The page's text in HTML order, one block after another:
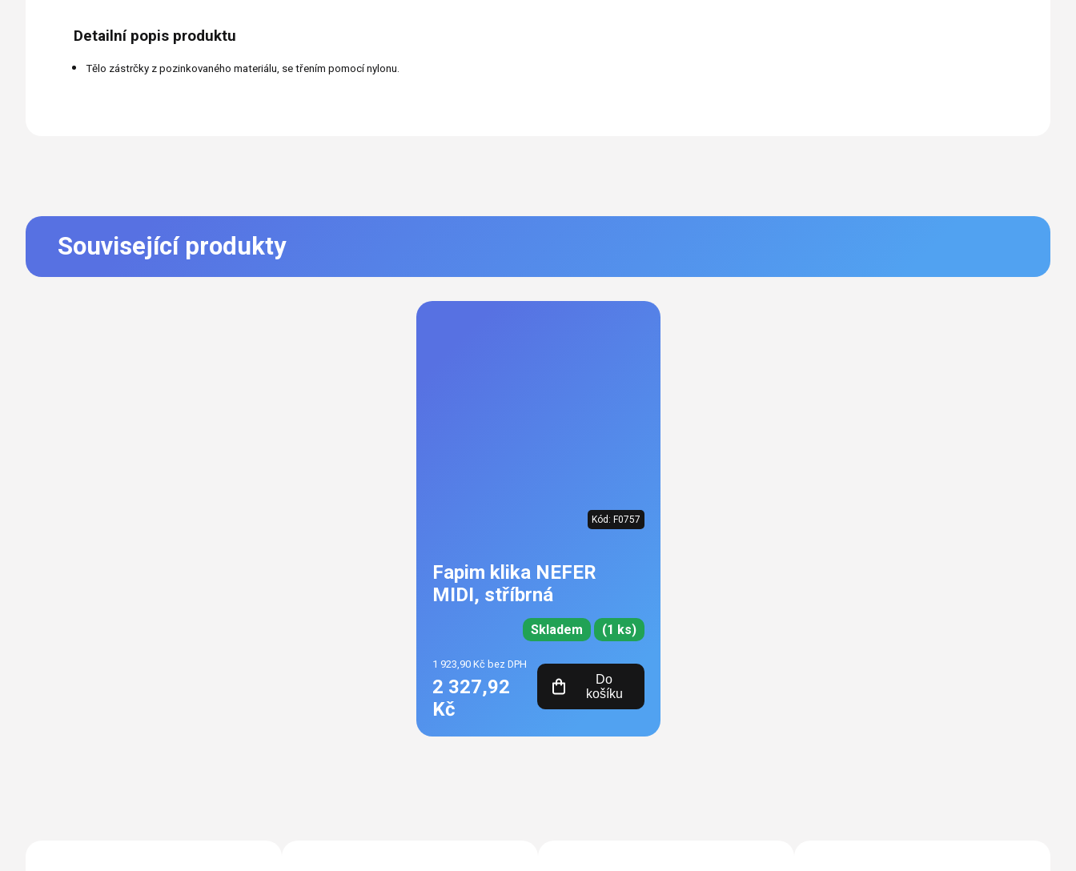
Detailní popis produktu
Tělo zástrčky z pozinkovaného materiálu, se třením pomocí nylonu.
Související produkty
Kód: F0757
Fapim klika NEFER
MIDI, stříbrná
Skladem (1 ks)
1 923,90 Kč bez DPH
2 327,92
Kč
Do
košíku